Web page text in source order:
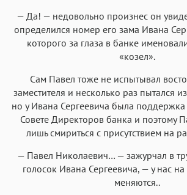
— Да! — недовольно произнес он
определился номер его зама Ивана
которого за глаза в банке
«козел».
Сам Павел тоже не испытывал
заместителя и несколько раз пытался
но у Ивана Сергеевича была
Совете Директоров банка и поэтому
лишь смириться с присутствием на
— Павел Николаевич… — зажурчал в
голосок Ивана Сергеевича, — у нас
меняются..